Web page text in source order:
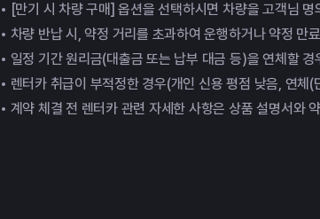
• [만기 시 차량 구매] 옵션을 선택하시면 차량을 고객님
• 차량 반납 시, 약정 거리를 초과하여 운행하거나 약정 만
• 일정 기간 원리금(대출금 또는 납부 대금 등)을 연체할
• 렌터카 취급이 부적정한 경우(개인 신용 평점 낮음, 연
• 계약 체결 전 렌터카 관련 자세한 사항은 상품 설명서와